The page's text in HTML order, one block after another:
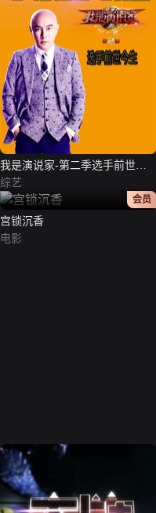
我是演说家-第二季选手前世今
生
综艺
正片
会员
宫锁沉香
电影